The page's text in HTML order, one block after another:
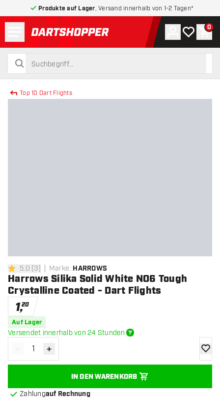
Produkte auf Lager , Versand innerhalb von 1-2 Tagen*
zurück zur Startseite
suchen
suchen
Konto
Meine 0
Top 10 Dart Flights
5 Bewertungssterne
5.0 [3] Marke: HARROWS
Harrows Silika Solid White NO6 Tough
Crystalline Coated - Dart Flights
1,20
Auf Lager
Versendet innerhalb von 24 Stunden
Menge verringern
- Menge erhöhen
+
IN DEN WARENKORB
Zur
Zahlungauf Rechnung